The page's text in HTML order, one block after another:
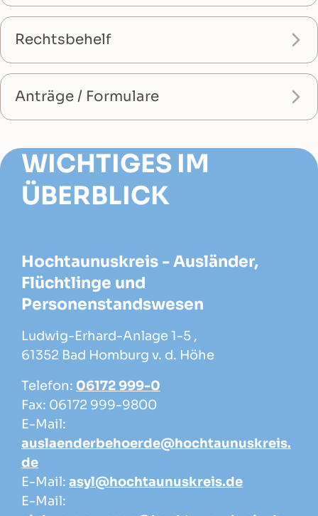
Rechtsbehelf
Anträge / Formulare
WICHTIGES IM
ÜBERBLICK
Hochtaunuskreis - Ausländer,
Flüchtlinge und
Personenstandswesen
Ludwig-Erhard-Anlage 1-5 ,
61352 Bad Homburg v. d. Höhe
Telefon: 06172 999-0
Fax: 06172 999-9800
E-Mail:
auslaenderbehoerde@hochtaunuskreis.
de
E-Mail: asyl@hochtaunuskreis.de
E-Mail: